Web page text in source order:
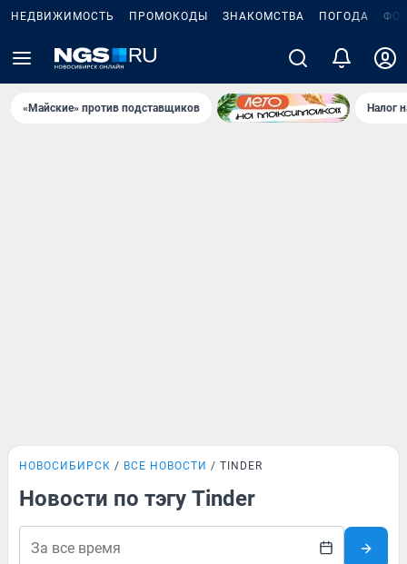
НЕДВИЖИМОСТЬ ПРОМОКОДЫ ЗНАКОМСТВА ПОГОДА
«Майские» против подставщиков Налог
НОВОСИБИРСК ВСЕ НОВОСТИ TINDER
Новости по тэгу Tinder